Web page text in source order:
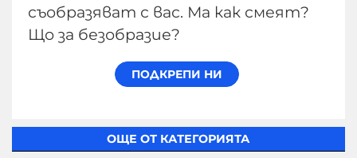
съобразяват с вас. Ма как смеят?
Що за безобразие?
ОЩЕ ОТ КАТЕГОРИЯТА